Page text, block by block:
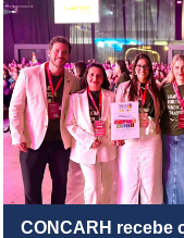
CONCARH recebe